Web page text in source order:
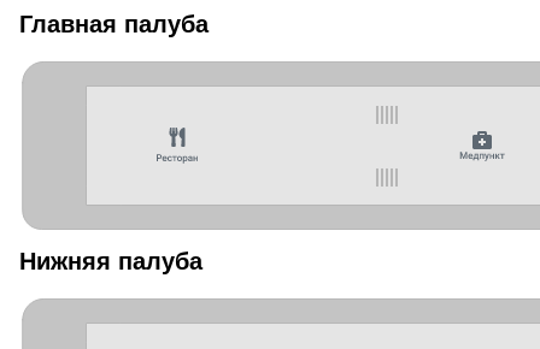
Главная палуба
Нижняя палуба